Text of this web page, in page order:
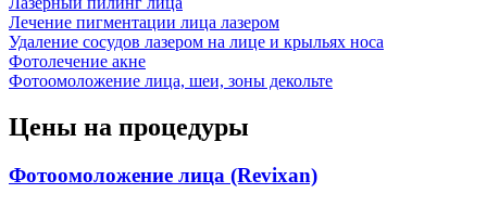
Лечение пигментации лица лазером
Удаление сосудов лазером на лице и крыльях носа
Фотолечение акне
Фотоомоложение лица, шеи, зоны декольте
Цены на процедуры
Фотоомоложение лица (Revixan)